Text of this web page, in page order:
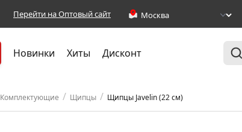
Перейти на Оптовый сайт
Новинки Хиты Дисконт
Комплектующие / Щипцы / Щипцы Javelin (22 см)